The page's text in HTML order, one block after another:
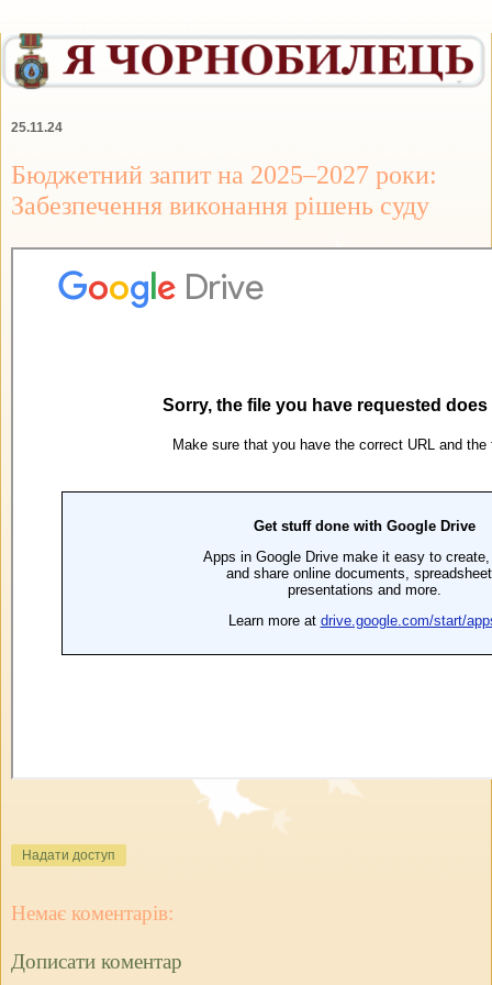
25.11.24
Бюджетний запит на 2025–2027 роки:
Забезпечення виконання рішень суду
Надати доступ
Немає коментарів:
Дописати коментар